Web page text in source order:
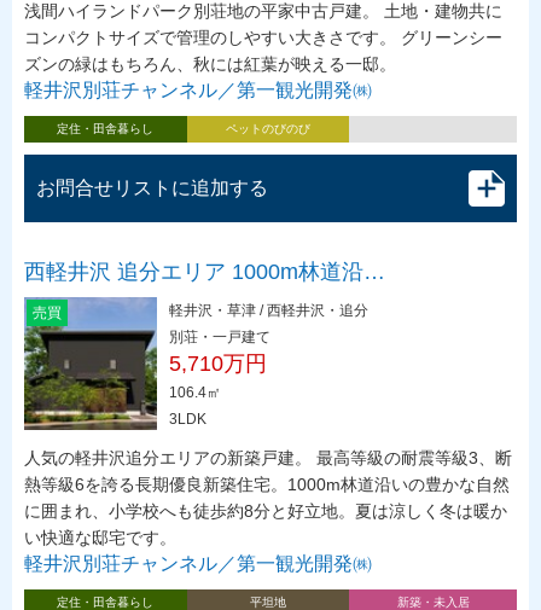
浅間ハイランドパーク別荘地の平家中古戸建。 土地・建物共に
コンパクトサイズで管理のしやすい大きさです。 グリーンシー
ズンの緑はもちろん、秋には紅葉が映える一邸。
軽井沢別荘チャンネル／第一観光開発㈱
定住・田舎暮らし ペットのびのび
お問合せリストに追加する
西軽井沢 追分エリア 1000m林道沿…
売買
軽井沢・草津 / 西軽井沢・追分
別荘・一戸建て
5,710万円
106.4㎡
3LDK
人気の軽井沢追分エリアの新築戸建。 最高等級の耐震等級3、断
熱等級6を誇る長期優良新築住宅。1000m林道沿いの豊かな自然
に囲まれ、小学校へも徒歩約8分と好立地。夏は涼しく冬は暖か
い快適な邸宅です。
軽井沢別荘チャンネル／第一観光開発㈱
定住・田舎暮らし 平坦地 新築・未入居